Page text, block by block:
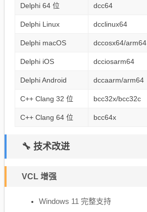
Delphi 64 位 dcc64
Delphi Linux dcclinux64
Delphi macOS dccosx64/arm64
Delphi iOS dcciosarm64
Delphi Android dccaarm/arm64
C++ Clang 32 位 bcc32x/bcc32c
C++ Clang 64 位 bcc64x
🔧 技术改进
VCL 增强
Windows 11 完整支持